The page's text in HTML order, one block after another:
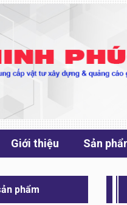
Giới thiệu Sản
phẩm